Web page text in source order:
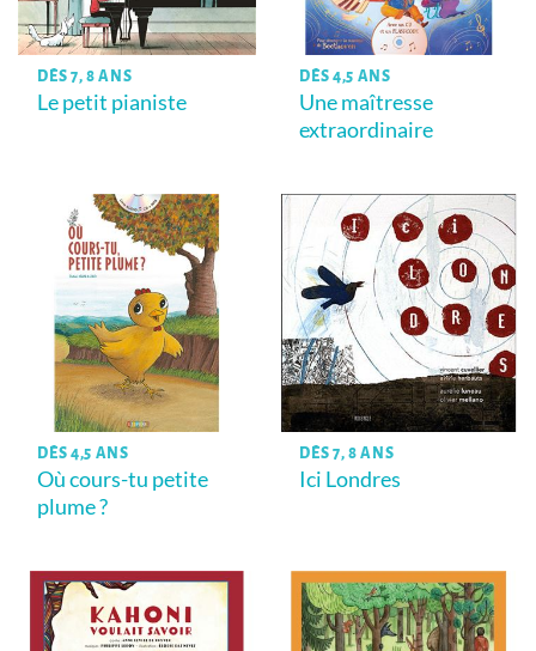
DÈS 7, 8 ANS
Le petit pianiste
DÈS 4,5 ANS
Une maîtresse
extraordinaire
DÈS 4,5 ANS
Où cours-tu petite
plume ?
DÈS 7, 8 ANS
Ici Londres